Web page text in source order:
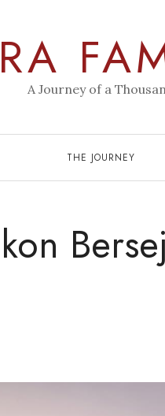
A Journey of a
THE JOURNEY